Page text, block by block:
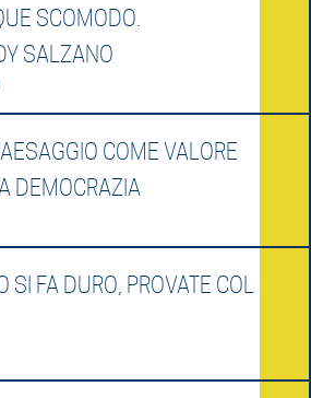
SCOMODO.
SALZANO
COME VALORE
DEMOCRAZIA
SI FA DURO, PROVATE COL